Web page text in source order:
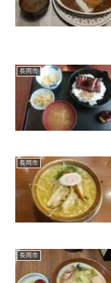
長岡市
長岡市
長岡市